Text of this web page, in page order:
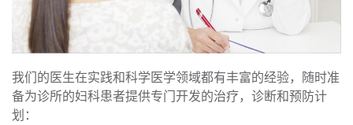
我们的医生在实践和科学医学领域都有丰富的经验，随时准
备为诊所的妇科患者提供专门开发的治疗，诊断和预防计
划：